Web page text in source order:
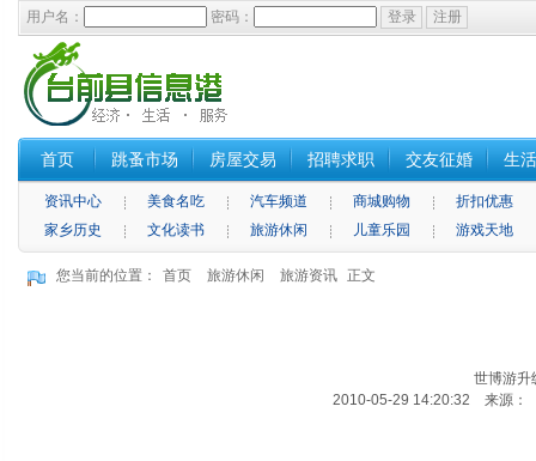
用户名： 密码：
首页 跳蚤市场 房屋交易 招聘求职 交友征婚 生
资讯中心 美食名吃 汽车频道 商城购物
折扣优惠
家乡历史
文化读书 旅游休闲 儿童乐园 游戏天地
您当前的位置： 首页 旅游休闲 旅游资讯 正文
世博游升
2010-05-29 14:20:32 来源：